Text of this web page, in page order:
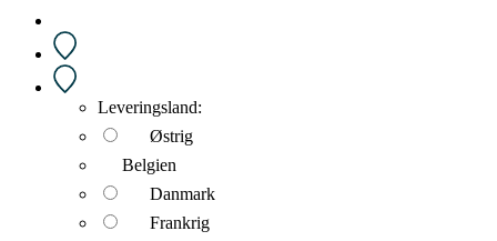
Leveringsland:
Østrig
Belgien
Danmark
Frankrig